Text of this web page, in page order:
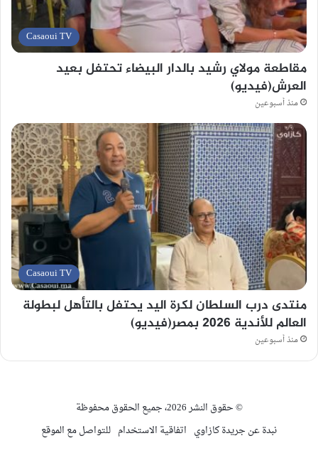
Casaoui TV
مقاطعة مولاي رشيد بالدار البيضاء تحتفل بعيد
العرش(فيديو)
منذ أسبوعين
Casaoui TV
منتدى درب السلطان لكرة اليد يحتفل بالتأهل لبطولة
العالم للأندية 2026 بمصر(فيديو)
منذ أسبوعين
© حقوق النشر 2026، جميع الحقوق محفوظة
نبدة عن جريدة كازاوي اتفاقية الاستخدام للتواصل مع الموقع